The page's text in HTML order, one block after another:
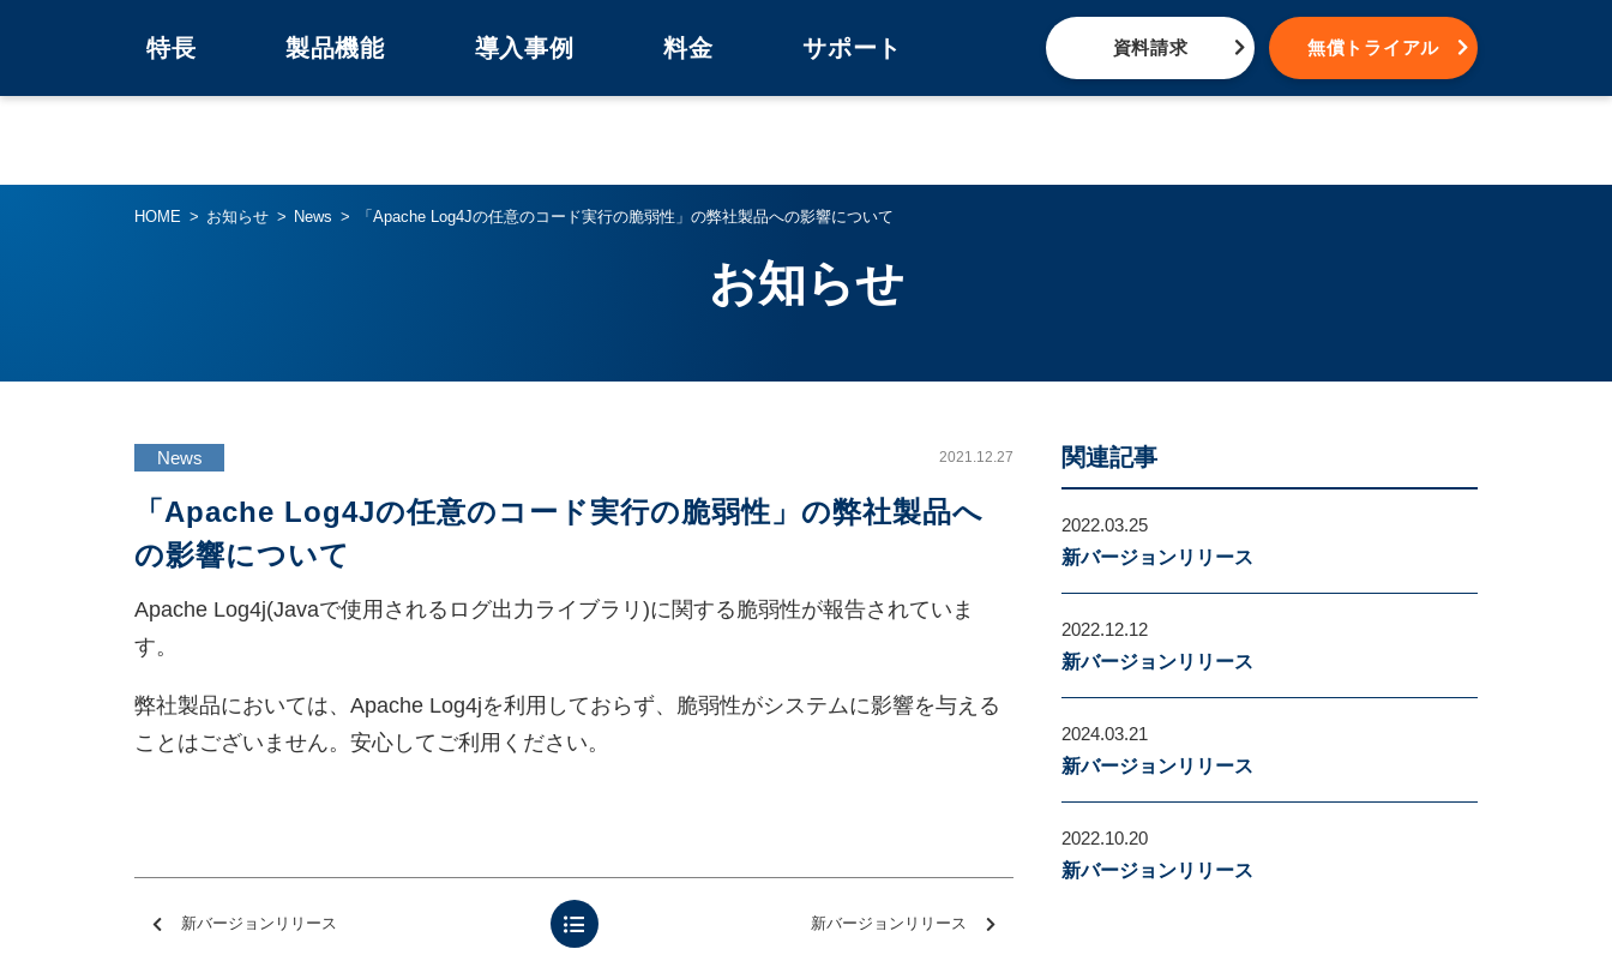
特長 製品機能 導入事例 料金 サポート 資料請求 無償トライアル
HOME お知らせ News 「Apache Log4Jの任意のコード実行の脆弱性」の弊社製品への影響について
お知らせ
News 2021.12.27
「Apache Log4Jの任意のコード実行の脆弱性」の弊社製品へ
の影響について
Apache Log4j(Javaで使用されるログ出力ライブラリ)に関する脆弱性が報告されていま
す。
弊社製品においては、Apache Log4jを利用しておらず、脆弱性がシステムに影響を与える
ことはございません。安心してご利用ください。
新バージョンリリース 新バージョンリリース
関連記事
2022.03.25
新バージョンリリース
2022.12.12
新バージョンリリース
2024.03.21
新バージョンリリース
2022.10.20
新バージョンリリース